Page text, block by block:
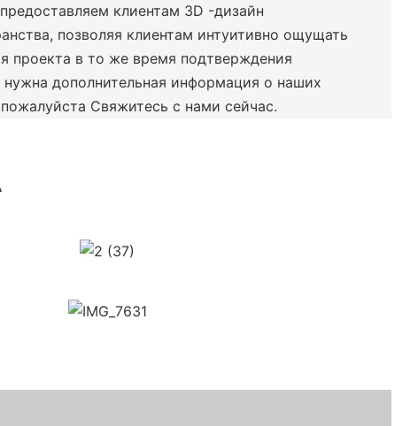
клиентам 3D -дизайн
позволяя клиентам интуитивно ощущать
проекта в то же время подтверждения
дополнительная информация о наших
Свяжитесь с нами сейчас.